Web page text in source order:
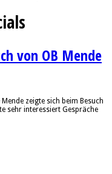
von OB Mende
zeigte sich beim Besuch
sehr interessiert Gespräche